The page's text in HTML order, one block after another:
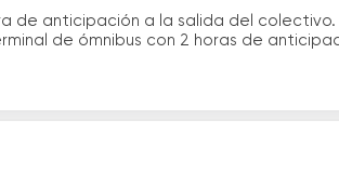
de anticipación a la salida del colectivo.
de ómnibus con 2 horas de